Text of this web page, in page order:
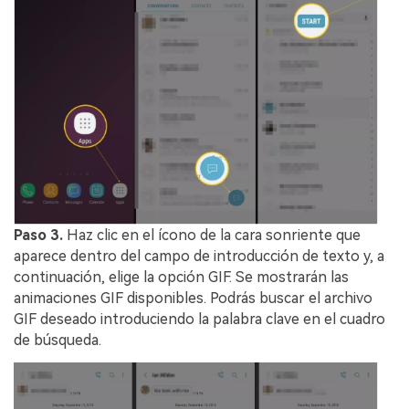
Paso 3. Haz clic en el ícono de la cara sonriente que
aparece dentro del campo de introducción de texto y, a
continuación, elige la opción GIF. Se mostrarán las
animaciones GIF disponibles. Podrás buscar el archivo
GIF deseado introduciendo la palabra clave en el cuadro
de búsqueda.